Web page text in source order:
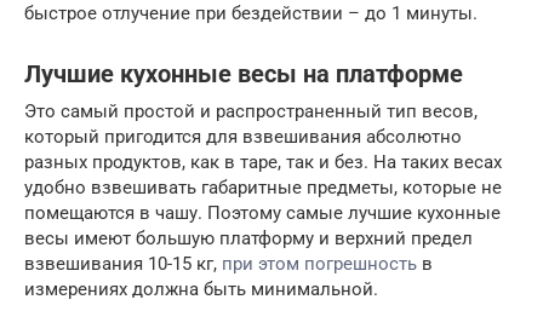
быстрое отлучение при бездействии – до 1 минуты.
Лучшие кухонные весы на платформе
Это самый простой и распространенный тип весов,
который пригодится для взвешивания абсолютно
разных продуктов, как в таре, так и без. На таких весах
удобно взвешивать габаритные предметы, которые не
помещаются в чашу. Поэтому самые лучшие кухонные
весы имеют большую платформу и верхний предел
взвешивания 10-15 кг, при этом погрешность в
измерениях должна быть минимальной.